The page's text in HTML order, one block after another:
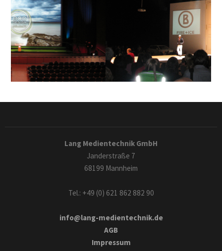
Lang Medientechnik GmbH
Janderstraße 7
68199 Mannheim
Tel.: +49 (0) 621 862 882 90
info@lang-medientechnik.de
AGB
Impressum